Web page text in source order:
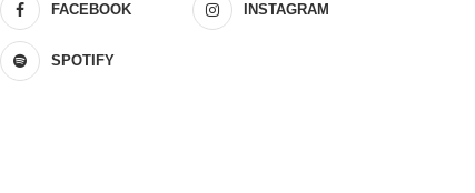
FACEBOOK INSTAGRAM
SPOTIFY